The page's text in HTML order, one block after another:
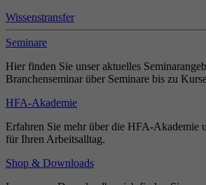
Wissenstransfer
Seminare
Hier finden Sie unser aktuelles
Branchenseminar über Seminare bis zu
HFA-Akademie
Erfahren Sie mehr über die HFA-Akademie
für Ihren Arbeitsalltag.
Shop & Downloads